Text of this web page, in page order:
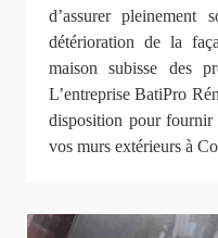
d’assurer
détérioration de la
maison subisse des
L’entreprise BatiPro
disposition pour fournir
vos murs extérieurs à